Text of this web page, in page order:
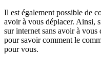
Il est également possible de
avoir à vous déplacer. Ainsi,
sur internet sans avoir à vous
pour savoir comment le
pour vous.